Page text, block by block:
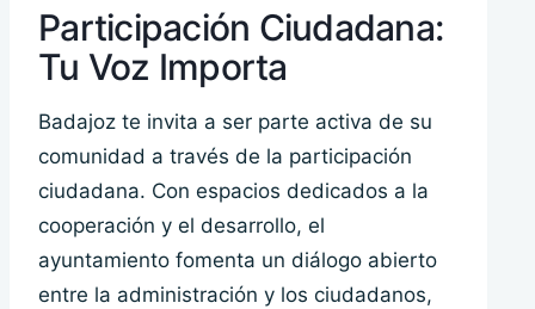
Participación Ciudadana:
Tu Voz Importa
Badajoz te invita a ser parte activa de su
comunidad a través de la participación
ciudadana. Con espacios dedicados a la
cooperación y el desarrollo, el
ayuntamiento fomenta un diálogo abierto
entre la administración y los ciudadanos,